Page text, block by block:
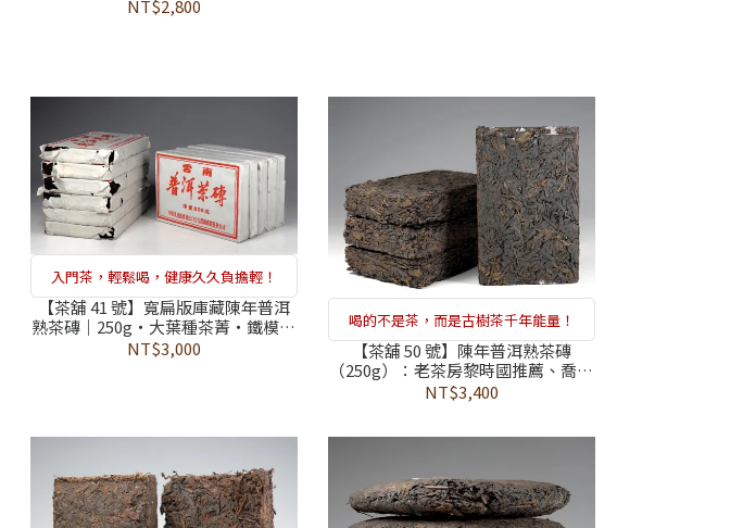
NT$2,800
入門茶，輕鬆喝，健康久久負擔輕！
【茶舖 41 號】寬扁版庫藏陳年普洱
熟茶磚｜250g・大葉種茶菁・鐵模壓
製・374 項農藥檢驗未檢出・老茶房
黎時國精選
NT$3,000
喝的不是茶，而是古樹茶千年能量！
【茶舖 50 號】陳年普洱熟茶磚
（250g）：老茶房黎時國推薦、喬木
大葉種、通過 374 項農藥檢測合格、
滋補強身營養補給、健康維持促進新
NT$3,400